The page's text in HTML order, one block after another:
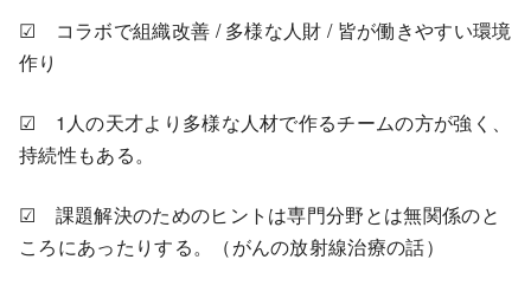
☑ コラボで組織改善 / 多様な人財 / 皆が働きやすい環境
作り
☑ 1人の天才より多様な人材で作るチームの方が強く、
持続性もある。
☑ 課題解決のためのヒントは専門分野とは無関係のと
ころにあったりする。（がんの放射線治療の話）